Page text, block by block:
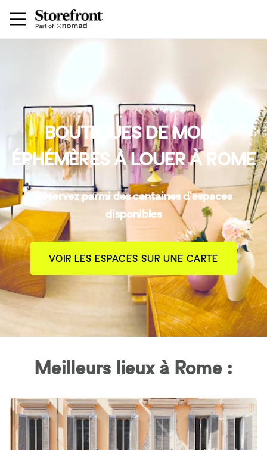
BOUTIQUES DE MODE
ÉPHÉMÈRES À LOUER À ROME
Réservez parmi des centaines d'espaces
disponibles
VOIR LES ESPACES SUR UNE CARTE
Meilleurs lieux à Rome :